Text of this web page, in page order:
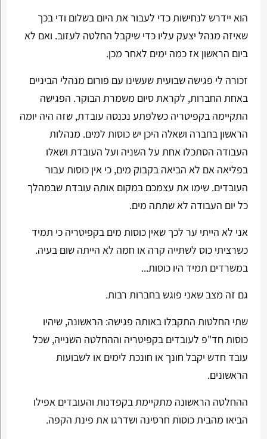
הוא יידרש לנחישות כדי לעבור את היום בשלום ודי בכך
שאיזה מנהל יצעק עליו כדי שיקבל החלטה לעזוב. ואם לא
ביום הראשון אז כמה ימים לאחר מכן.
זכורה לי פגישה שבועית שעשינו עם פורום מנהלי הביניים
באחת החברות, לקראת סיום משמרת הבוקר. הפגישה
התקיימה בקפיטריה כשלפתע נכנסה עובדת, שזה היה יומה
הראשון בחברה ושאלה היכן יש כוסות למים. מנהלות
העבודה הסתכלו אחת על השניה ועל העובדת ושאלו
בפליאה אם לא הביאה בקבוק מים, כי אין כוסות עבור
העובדים. שימו את עצמכם במקום אותה עובדת שבמהלך
כל יום העבודה לא שתתה מים.
אני לא הייתי ער לכך שאין כוסות מים בקפיטריה כי תמיד
כשרציתי כוס לשתייה קרה או חמה לא הייתה שום בעיה.
במשרדים תמיד היו כוסות...
גם זה מצב שאני פוגש בחברות רבות.
שתי החלטות התקבלו באותה פגישה: הראשונה, שיהיו
כוסות חד"פ לעובדים בקפיטריה וההחלטה השנייה, שכל
עובד חדש יקבל חונך או חונכת לימים או לשבועות
הראשונים.
ההחלטה הראשונה מתקיימת בקפדנות והעובדים אפילו
הביאו מהבית כוסות חרסינה ושדרגו את פינת הקפה.